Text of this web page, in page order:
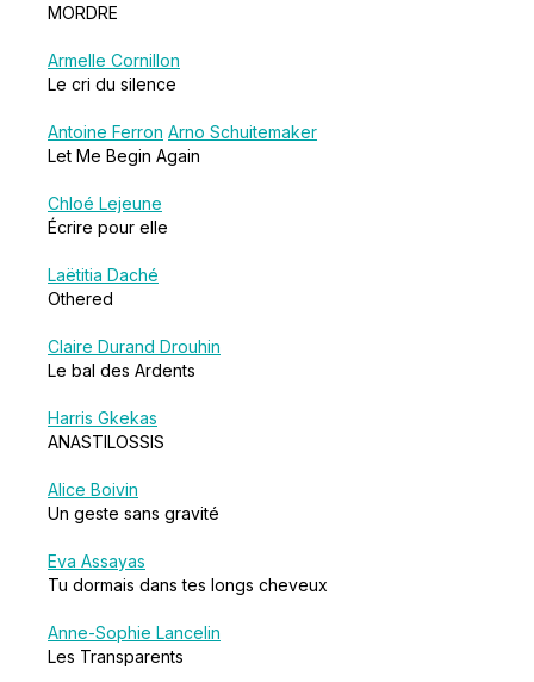
MORDRE
Armelle Cornillon
Le cri du silence
Antoine Ferron Arno Schuitemaker
Let Me Begin Again
Chloé Lejeune
Écrire pour elle
Laëtitia Daché
Othered
Claire Durand Drouhin
Le bal des Ardents
Harris Gkekas
ANASTILOSSIS
Alice Boivin
Un geste sans gravité
Eva Assayas
Tu dormais dans tes longs cheveux
Anne-Sophie Lancelin
Les Transparents